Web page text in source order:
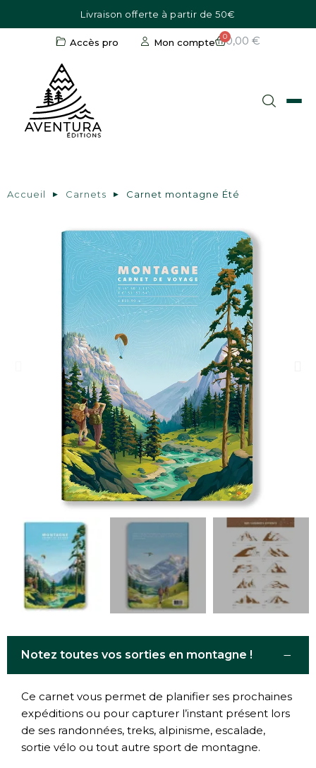
Livraison offerte à partir de 50€
Accès pro Mon compte 0,00 €
Accueil Carnets Carnet montagne Été
Notez toutes vos sorties en montagne ! −
Ce carnet vous permet de planifier ses prochaines
expéditions ou pour capturer l’instant présent lors
de ses randonnées, treks, alpinisme, escalade,
sortie vélo ou tout autre sport de montagne.